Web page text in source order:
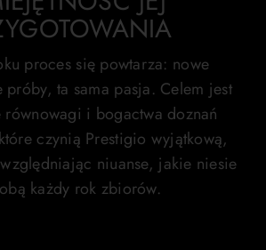
proces się powtarza: nowe
próby, ta sama pasja. Celem jest
i bogactwa doznań
czynią Prestigio wyjątkową,
niuanse, jakie niesie
każdy rok zbiorów.